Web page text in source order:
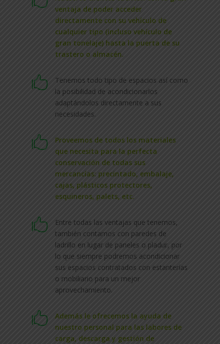
ventaja de poder acceder
directamente con su vehículo de
cualquier tipo (incluso vehículo de
gran tonelaje) hasta la puerta de su
trastero o almacén.

Tenemos todo tipo de espacios así como
la posibilidad de acondicionarlos
adaptándolos directamente a sus
necesidades.

Proveemos de todos los materiales
que necesita para la perfecta
conservación de todas sus
mercancías: precintado, embalaje,
cajas, plásticos protectores,
esquineros, palets, etc.

Entre todas las ventajas que tenemos,
también contamos con paredes de
ladrillo en lugar de paneles o pladur, por
lo que siempre podremos acondicionar
sus espacios contratados con estanterías
o mobiliario para un mejor
aprovechamiento.

Además le ofrecemos la ayuda de
nuestro personal para las labores de
carga, descarga y gestión de